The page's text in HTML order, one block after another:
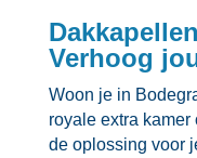
Verhoog
Woon je in
royale extra
de oplossing voor